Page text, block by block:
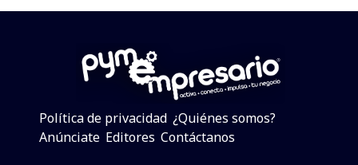
Política de privacidad ¿Quiénes somos?
Anúnciate Editores Contáctanos